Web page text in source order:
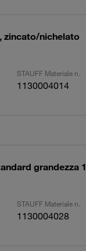
zincato/nichelato
STAUFF Materiale n.
1130004014
grandezza 1
STAUFF Materiale n.
1130004028